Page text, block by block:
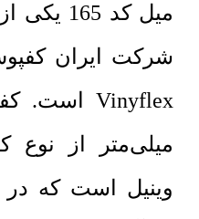
میل کد
شرکت ایران
میلی‌متر از
وینیل است که در